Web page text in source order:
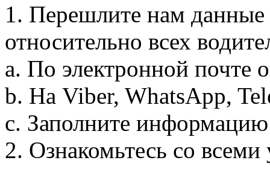
1. Перешлите нам
относительно всех
a. По электронной почте
b. На Viber, WhatsApp,
c. Заполните
2. Ознакомьтесь со всеми